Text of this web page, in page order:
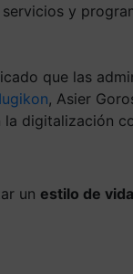
y
que las
, Asier
digitalización
un estilo de